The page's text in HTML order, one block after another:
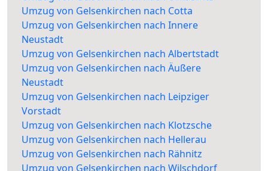
Umzug von Gelsenkirchen nach Cotta
Umzug von Gelsenkirchen nach Innere
Neustadt
Umzug von Gelsenkirchen nach Albertstadt
Umzug von Gelsenkirchen nach Äußere
Neustadt
Umzug von Gelsenkirchen nach Leipziger
Vorstadt
Umzug von Gelsenkirchen nach Klotzsche
Umzug von Gelsenkirchen nach Hellerau
Umzug von Gelsenkirchen nach Rähnitz
Umzug von Gelsenkirchen nach Wilschdorf